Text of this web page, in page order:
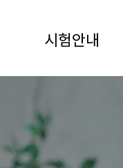
시험안내